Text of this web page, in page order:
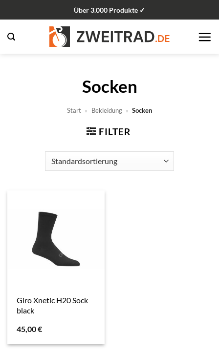
Inhalt
springen
Über 3.000 Produkte ✓
Socken
Start » Bekleidung » Socken
FILTER
Giro Xnetic H20 Sock
black
45,00€